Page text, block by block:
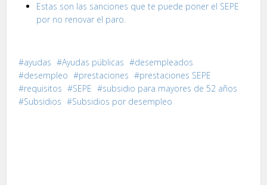
Estas son las sanciones que te puede poner el SEPE
por no renovar el paro.
ayudas Ayudas públicas
desempleados
desempleo
prestaciones
prestaciones SEPE
requisitos
SEPE
subsidio para mayores de 52 años
Subsidios
Subsidios por desempleo